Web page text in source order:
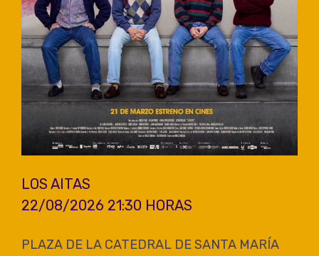
LOS AITAS
22/08/2026 21:30 HORAS
PLAZA DE LA CATEDRAL DE SANTA MARÍA